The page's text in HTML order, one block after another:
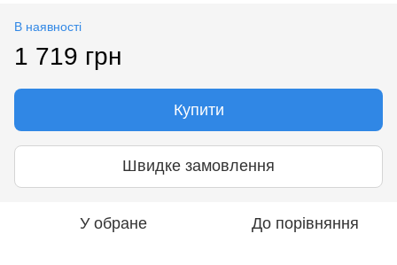
В наявності
1 719 грн
Купити
Швидке замовлення
У обране До порівняння